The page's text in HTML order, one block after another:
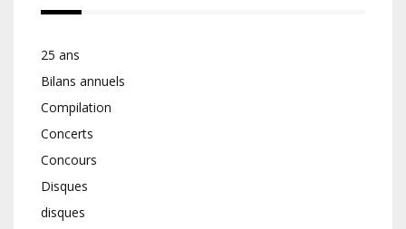
25 ans
Bilans annuels
Compilation
Concerts
Concours
Disques
disques